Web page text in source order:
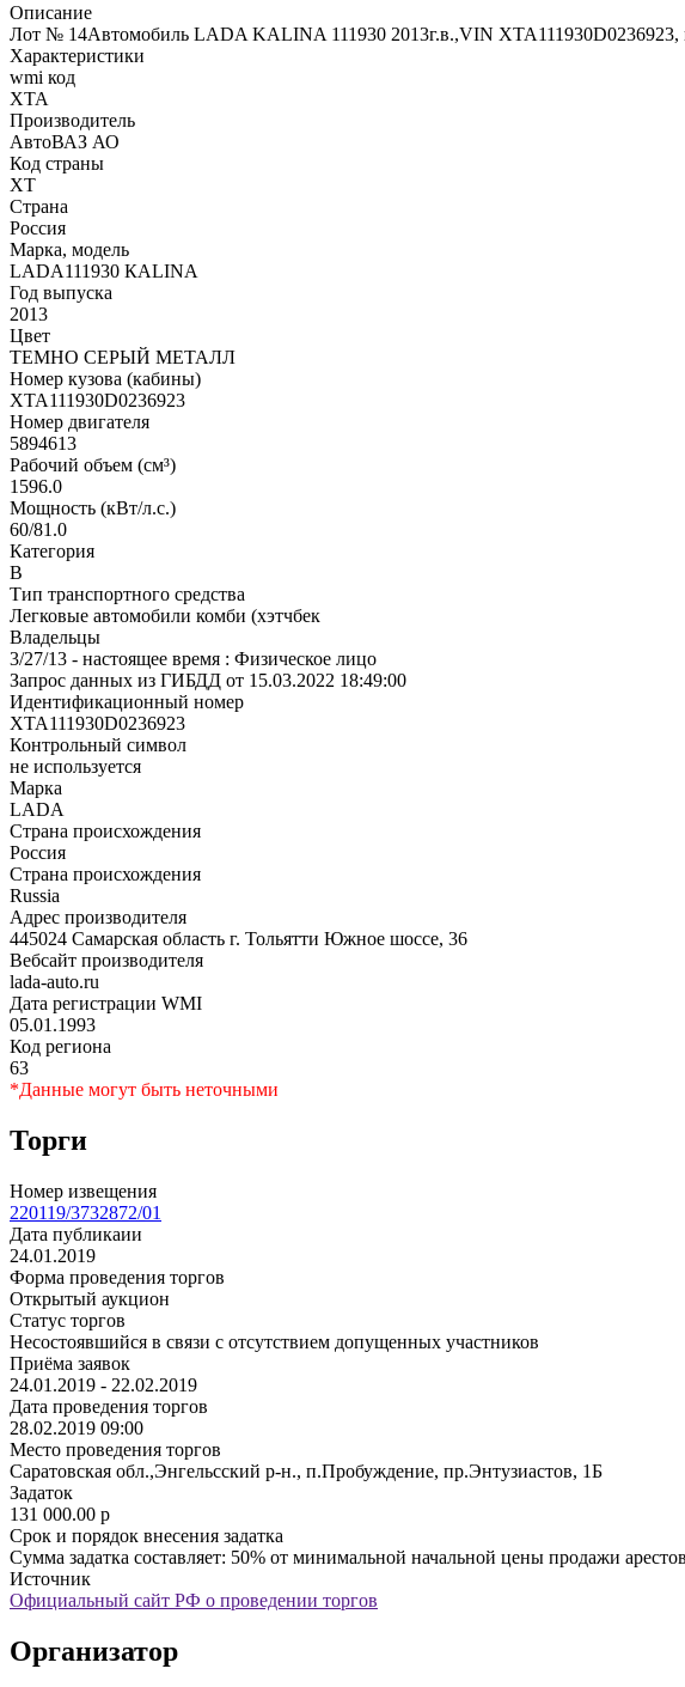
Описание
Лот № 14Автомобиль LADA KALINA 111930 2013г.в.,VIN
Характеристики
wmi код
XTA
Производитель
АвтоВАЗ АО
Код страны
XT
Страна
Россия
Марка, модель
LАDА111930 КАLINА
Год выпуска
2013
Цвет
ТЕМНО СЕРЫЙ МЕТАЛЛ
Номер кузова (кабины)
ХТА111930D0236923
Номер двигателя
5894613
Рабочий объем (см³)
1596.0
Мощность (кВт/л.с.)
60/81.0
Категория
В
Тип транспортного средства
Легковые автомобили комби (хэтчбек
Владельцы
3/27/13 - настоящее время : Физическое лицо
Запрос данных из ГИБДД от 15.03.2022 18:49:00
Идентификационный номер
XTA111930D0236923
Контрольный символ
не используется
Марка
LADA
Страна происхождения
Россия
Страна происхождения
Russia
Адрес производителя
445024 Самарская область г. Тольятти Южное шоссе, 36
Вебсайт производителя
lada-auto.ru
Дата регистрации WMI
05.01.1993
Код региона
63
*Данные могут быть неточными
Торги
Номер извещения
220119/3732872/01
Дата публикаии
24.01.2019
Форма проведения торгов
Открытый аукцион
Статус торгов
Несостоявшийся в связи с отсутствием допущенных участников
Приёма заявок
24.01.2019 - 22.02.2019
Дата проведения торгов
28.02.2019 09:00
Место проведения торгов
Саратовская обл.,Энгельсский р-н., п.Пробуждение, пр.Энтузиастов, 1Б
Задаток
131 000.00 p
Срок и порядок внесения задатка
Сумма задатка составляет: 50% от минимальной начальной цены продажи
Источник
Официальный сайт РФ о проведении торгов
Организатор